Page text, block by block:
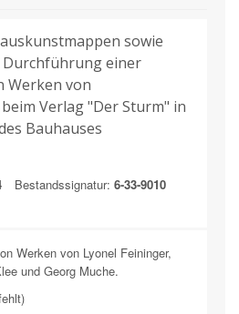
sowie
einer
Werken von
Verlag "Der Sturm" in
Bauhauses
Bestandssignatur: 6-33-9010
Werken von Lyonel Feininger,
und Georg Muche.